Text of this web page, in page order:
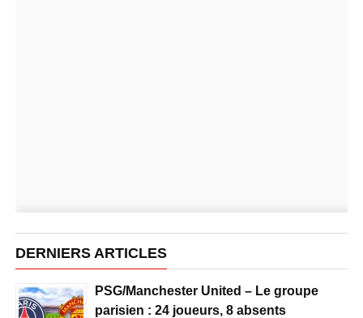
DERNIERS ARTICLES
PSG/Manchester United – Le groupe
parisien : 24 joueurs, 8 absents